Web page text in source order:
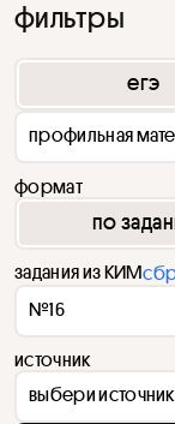
фильтры
егэ
профильная
формат
по
задания из КИМ
№16
источник
выбери источник